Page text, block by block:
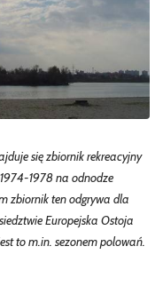
się zbiornik rekreacyjny
1978 na odnodze
zbiornik ten odgrywa dla
Europejska Ostoja
to m.in. sezonem polowań.